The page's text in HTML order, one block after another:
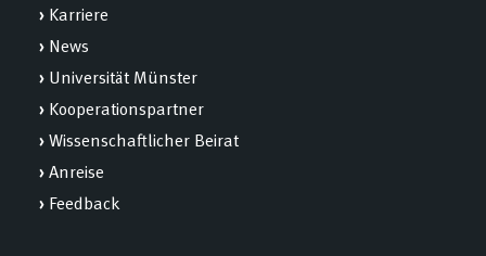
› Karriere
› News
› Universität Münster
› Kooperationspartner
›Wissenschaftlicher Beirat
›Anreise
› Feedback